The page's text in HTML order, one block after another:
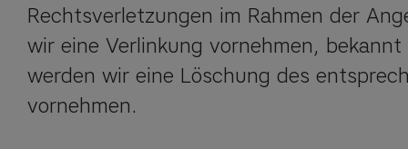
Rechtsverletzungen im Rahmen der
wir eine Verlinkung vornehmen,
werden wir eine Löschung des
vornehmen.